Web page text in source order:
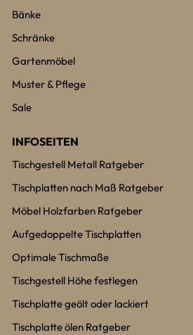
Bänke
Schränke
Gartenmöbel
Muster & Pflege
Sale
INFOSEITEN
Tischgestell Metall Ratgeber
Tischplatten nach Maß Ratgeber
Möbel Holzfarben Ratgeber
Aufgedoppelte Tischplatten
Optimale Tischmaße
Tischgestell Höhe festlegen
Tischplatte geölt oder lackiert
Tischplatte ölen Ratgeber